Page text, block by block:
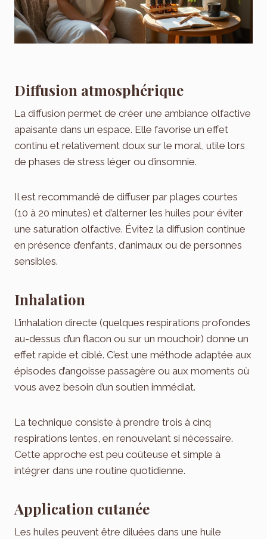
Diffusion atmosphérique
La diffusion permet de créer une ambiance olfactive
apaisante dans un espace. Elle favorise un effet
continu et relativement doux sur le moral, utile lors
de phases de stress léger ou d’insomnie.
Il est recommandé de diffuser par plages courtes
(10 à 20 minutes) et d’alterner les huiles pour éviter
une saturation olfactive. Évitez la diffusion continue
en présence d’enfants, d’animaux ou de personnes
sensibles.
Inhalation
L’inhalation directe (quelques respirations profondes
au-dessus d’un flacon ou sur un mouchoir) donne un
effet rapide et ciblé. C’est une méthode adaptée aux
épisodes d’angoisse passagère ou aux moments où
vous avez besoin d’un soutien immédiat.
La technique consiste à prendre trois à cinq
respirations lentes, en renouvelant si nécessaire.
Cette approche est peu coûteuse et simple à
intégrer dans une routine quotidienne.
Application cutanée
Les huiles peuvent être diluées dans une huile